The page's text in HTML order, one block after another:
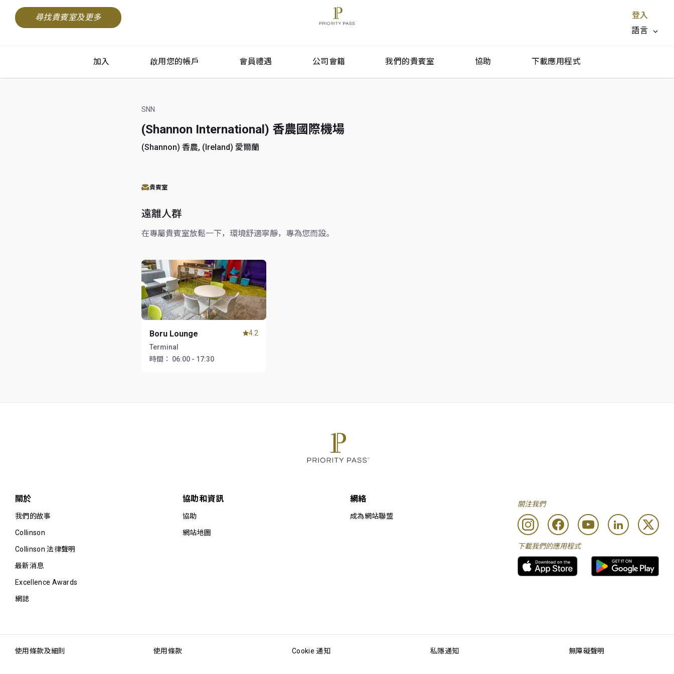
尋找貴賓室及更多
登入
語言
加入 啟用您的帳戶 會員禮遇 公司會籍 我們的貴賓室 協助 下載應用程式
SNN
(Shannon International) 香農國際機場
(Shannon) 香農, (Ireland) 愛爾蘭
貴賓室
遠離人群
在專屬貴賓室放鬆一下，環境舒適寧靜，專為您而設。
Boru Lounge
Terminal
時間：
06:00 - 17:30
4.2
關於
我們的故事
Collinson
Collinson 法律聲明
最新消息
Excellence Awards
網誌
協助和資訊
協助
網站地圖
網絡
成為網站聯盟
關注我們
下載我們的應用程式
使用條款及細則 使用條款 Cookie 通知 私隱通知 無障礙聲明